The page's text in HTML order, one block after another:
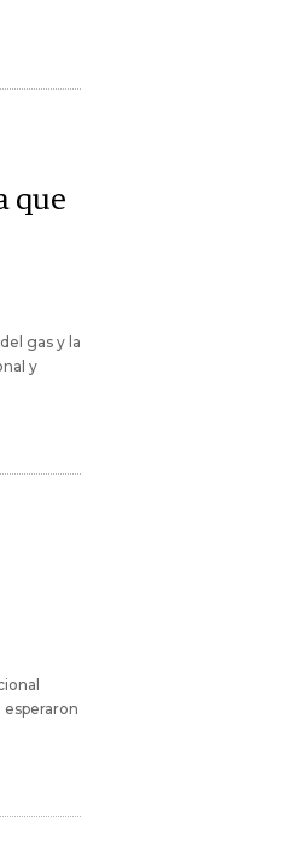
que
gas y la
y